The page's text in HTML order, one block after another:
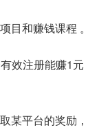
目和赚钱课程 。
效注册能赚1
某平台的奖励，